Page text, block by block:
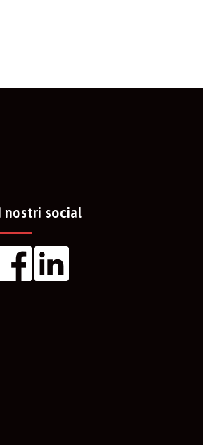
nostri social